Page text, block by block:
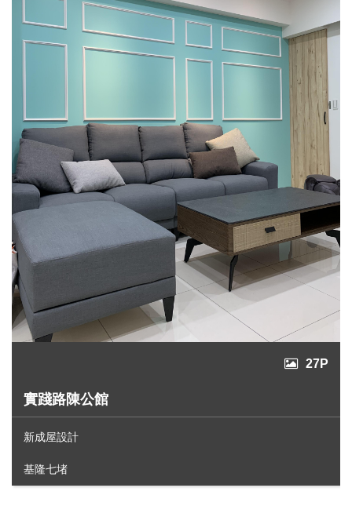
27P
實踐路陳公館
新成屋設計
基隆七堵